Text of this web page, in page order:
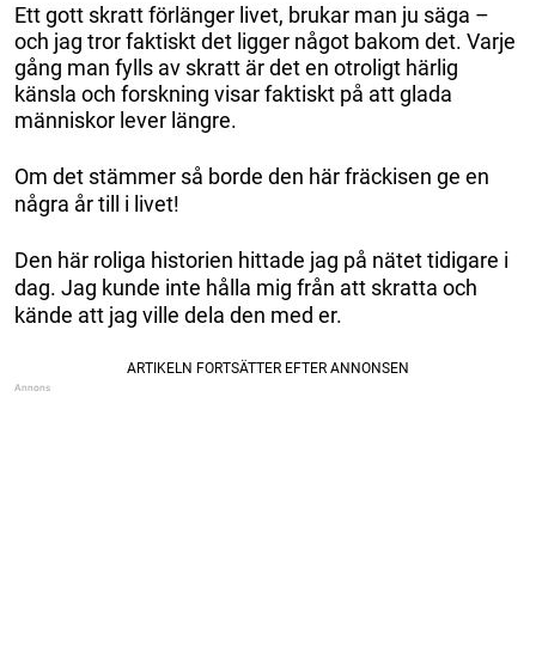
Ett gott skratt förlänger livet, brukar man ju säga –
och jag tror faktiskt det ligger något bakom det. Varje
gång man fylls av skratt är det en otroligt härlig
känsla och forskning visar faktiskt på att glada
människor lever längre.
Om det stämmer så borde den här fräckisen ge en
några år till i livet!
Den här roliga historien hittade jag på nätet tidigare i
dag. Jag kunde inte hålla mig från att skratta och
kände att jag ville dela den med er.